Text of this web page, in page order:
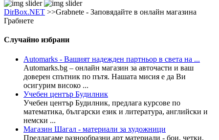
DirBox.NET >>Grabnete - Заповядайте в онлайн магазина
Грабнете
Случайно избрани
Automarks - Вашият надежден партньор в света на ...
Automarks.bg – онлайн магазин за авточасти и ваш
доверен спътник по пътя. Нашата мисия е да Ви
осигурим високо ...
Учебен център Будилник
Учебен център Будилник, предлага курсове по
математика, български език и литература, английски и
немски ...
Магазин Шагал - материали за художници
Предлагаме разнообразни арт материали - бои, четки,